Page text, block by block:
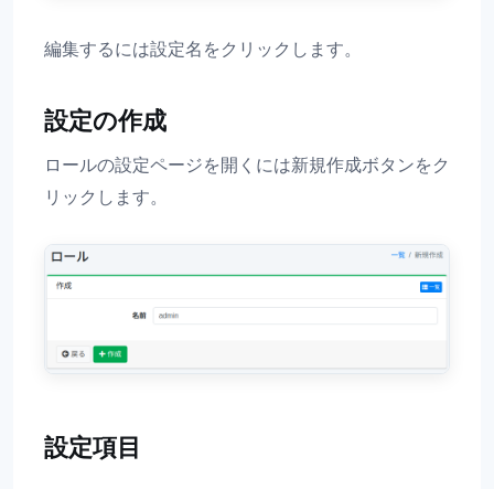
編集するには設定名をクリックします。
設定の作成
ロールの設定ページを開くには新規作成ボタンをク
リックします。
設定項目